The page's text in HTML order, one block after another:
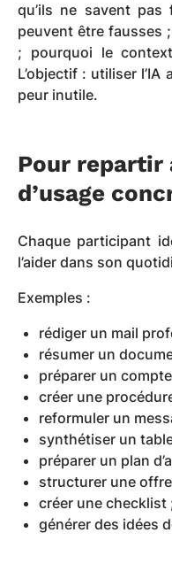
qu’ils ne savent
peuvent être fausses
; pourquoi le
L’objectif : utiliser
peur inutile.
Pour repartir
d’usage
Chaque participant
l’aider dans son
Exemples :
rédiger un mail
résumer un
préparer un
créer une
reformuler un
synthétiser un
préparer un plan
structurer une
créer une checklist
générer des idées